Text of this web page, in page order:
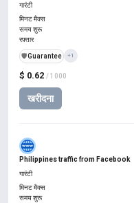
$ 0.62 / 1000
खरीदना
गारंटी
मिनट मैक्स
समय शुरू
रफ़्तार
️🛡️Guarantee +1
Philippines traffic from Facebook
गारंटी
मिनट मैक्स
समय शुरू